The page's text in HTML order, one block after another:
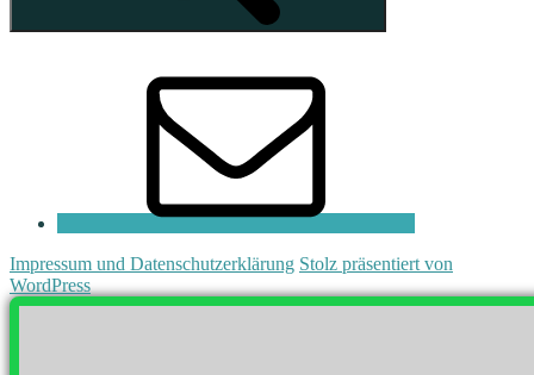
Impressum und Datenschutzerklärung Stolz präsentiert von
WordPress